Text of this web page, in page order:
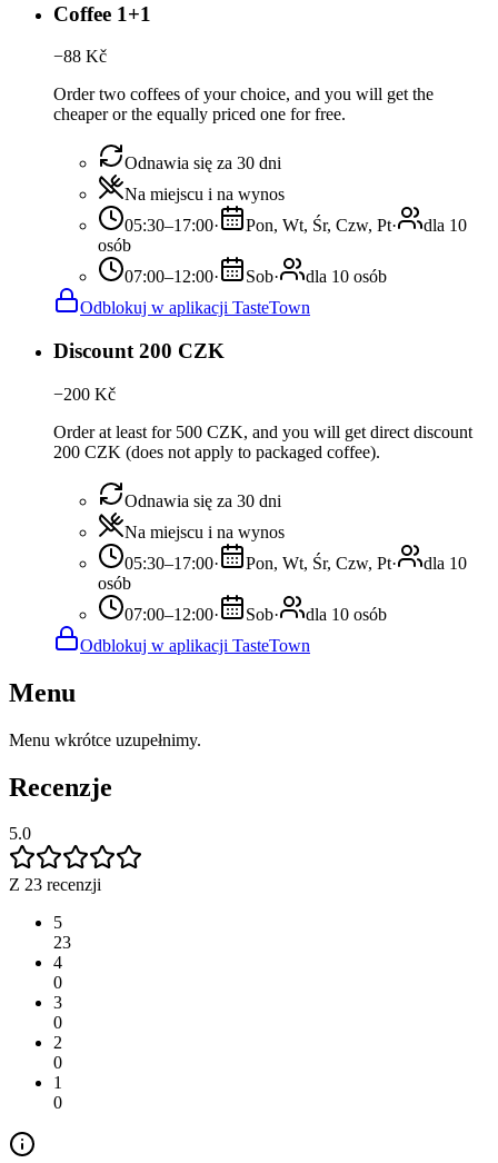
Coffee 1+1
−88 Kč
Order two coffees of your choice, and you will get the
cheaper or the equally priced one for free.
Odnawia się za 30 dni
Na miejscu i na wynos
05:30–17:00· Pon, Wt, Śr, Czw, Pt·
dla 10
osób
07:00–12:00· Sob·
dla 10 osób
Odblokuj w aplikacji TasteTown
Discount 200 CZK
−200 Kč
Order at least for 500 CZK, and you will get direct discount
200 CZK (does not apply to packaged coffee).
Odnawia się za 30 dni
Na miejscu i na wynos
05:30–17:00· Pon, Wt, Śr, Czw, Pt·
dla 10
osób
07:00–12:00· Sob·
dla 10 osób
Odblokuj w aplikacji TasteTown
Menu
Menu wkrótce uzupełnimy.
Recenzje
5.0
Z 23 recenzji
5
23
4
0
3
0
2
0
1
0